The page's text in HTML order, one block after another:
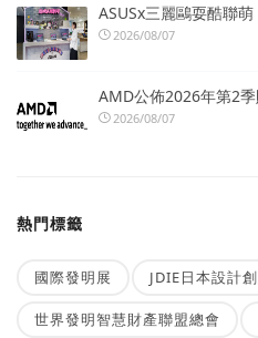
ASUSx三麗鷗耍酷聯
2026/08/07
AMD公佈2026年第2
2026/08/07
熱門標籤
國際發明展 JDIE日本設計
世界發明智慧財產聯盟總會